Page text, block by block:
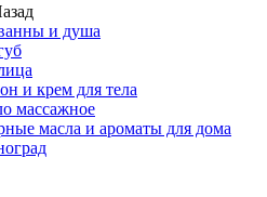
и душа
и крем для тела
массажное
масла и ароматы для дома